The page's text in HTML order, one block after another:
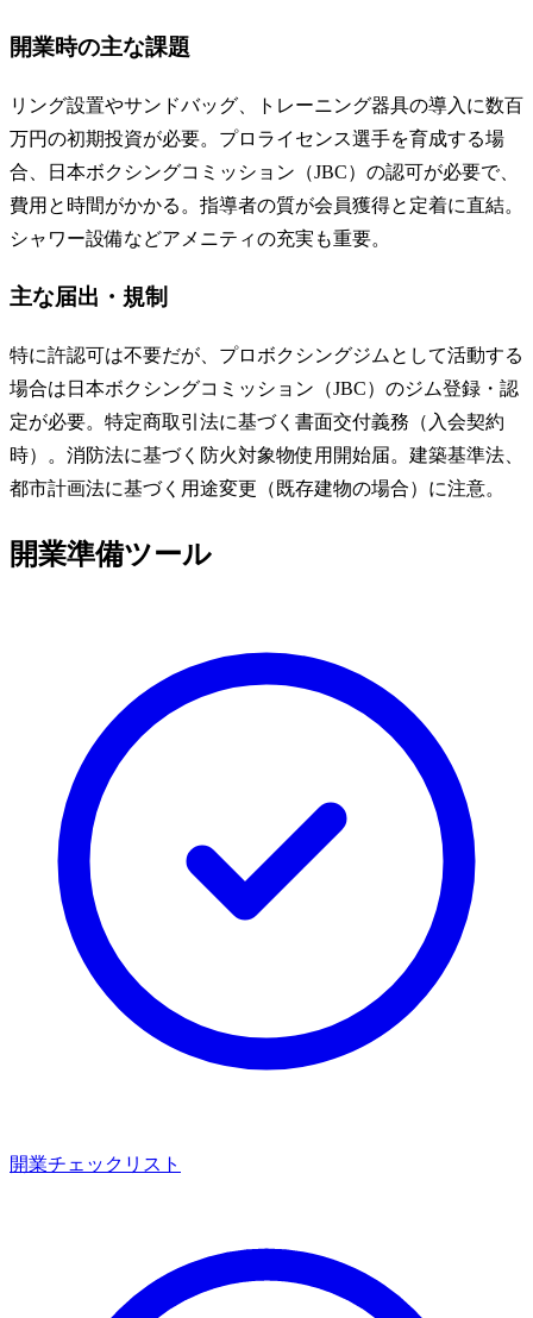
開業時の主な課題
リング設置やサンドバッグ、トレーニング器具の導入に数百
万円の初期投資が必要。プロライセンス選手を育成する場
合、日本ボクシングコミッション（JBC）の認可が必要で、
費用と時間がかかる。指導者の質が会員獲得と定着に直結。
シャワー設備などアメニティの充実も重要。
主な届出・規制
特に許認可は不要だが、プロボクシングジムとして活動する
場合は日本ボクシングコミッション（JBC）のジム登録・認
定が必要。特定商取引法に基づく書面交付義務（入会契約
時）。消防法に基づく防火対象物使用開始届。建築基準法、
都市計画法に基づく用途変更（既存建物の場合）に注意。
開業準備ツール
開業チェックリスト